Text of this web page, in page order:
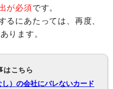
が必須です。
るにあたっては、再度、
ります。
はこちら
）の会社にバレないカード